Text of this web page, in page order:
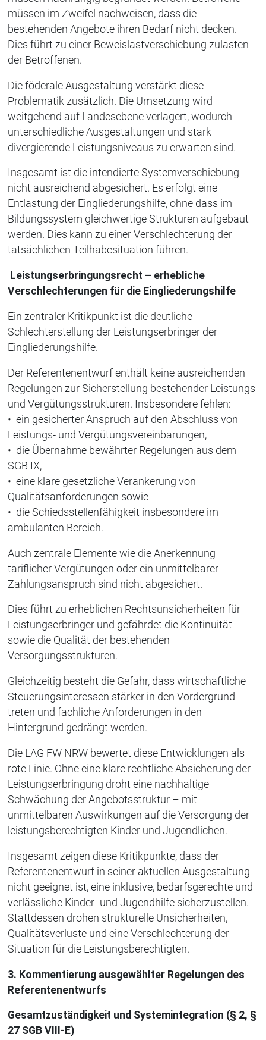
müssen im Zweifel nachweisen, dass die
bestehenden Angebote ihren Bedarf nicht decken.
Dies führt zu einer Beweislastverschiebung zulasten
der Betroffenen.
Die föderale Ausgestaltung verstärkt diese
Problematik zusätzlich. Die Umsetzung wird
weitgehend auf Landesebene verlagert, wodurch
unterschiedliche Ausgestaltungen und stark
divergierende Leistungsniveaus zu erwarten sind.
Insgesamt ist die intendierte Systemverschiebung
nicht ausreichend abgesichert. Es erfolgt eine
Entlastung der Eingliederungshilfe, ohne dass im
Bildungssystem gleichwertige Strukturen aufgebaut
werden. Dies kann zu einer Verschlechterung der
tatsächlichen Teilhabesituation führen.
Leistungserbringungsrecht – erhebliche
Verschlechterungen für die Eingliederungshilfe
Ein zentraler Kritikpunkt ist die deutliche
Schlechterstellung der Leistungserbringer der
Eingliederungshilfe.
Der Referentenentwurf enthält keine ausreichenden
Regelungen zur Sicherstellung bestehender Leistungs-
und Vergütungsstrukturen. Insbesondere fehlen:
• ein gesicherter Anspruch auf den Abschluss von
Leistungs- und Vergütungsvereinbarungen,
• die Übernahme bewährter Regelungen aus dem
SGB IX,
• eine klare gesetzliche Verankerung von
Qualitätsanforderungen sowie
• die Schiedsstellenfähigkeit insbesondere im
ambulanten Bereich.
Auch zentrale Elemente wie die Anerkennung
tariflicher Vergütungen oder ein unmittelbarer
Zahlungsanspruch sind nicht abgesichert.
Dies führt zu erheblichen Rechtsunsicherheiten für
Leistungserbringer und gefährdet die Kontinuität
sowie die Qualität der bestehenden
Versorgungsstrukturen.
Gleichzeitig besteht die Gefahr, dass wirtschaftliche
Steuerungsinteressen stärker in den Vordergrund
treten und fachliche Anforderungen in den
Hintergrund gedrängt werden.
Die LAG FW NRW bewertet diese Entwicklungen als
rote Linie. Ohne eine klare rechtliche Absicherung der
Leistungserbringung droht eine nachhaltige
Schwächung der Angebotsstruktur – mit
unmittelbaren Auswirkungen auf die Versorgung der
leistungsberechtigten Kinder und Jugendlichen.
Insgesamt zeigen diese Kritikpunkte, dass der
Referentenentwurf in seiner aktuellen Ausgestaltung
nicht geeignet ist, eine inklusive, bedarfsgerechte und
verlässliche Kinder- und Jugendhilfe sicherzustellen.
Stattdessen drohen strukturelle Unsicherheiten,
Qualitätsverluste und eine Verschlechterung der
Situation für die Leistungsberechtigten.
3. Kommentierung ausgewählter Regelungen des
Referentenentwurfs
Gesamtzuständigkeit und Systemintegration (§ 2, §
27 SGB VIII-E)